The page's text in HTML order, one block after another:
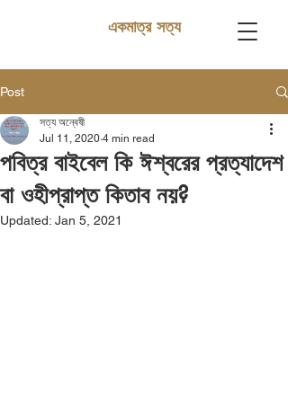
একমাত্র সত্য
Post
পবিত্র বাইবেল কি ঈশ্বরের প্রত্যাদেশ
বা ওহীপ্রাপ্ত কিতাব নয়?
সত্য অন্বেষী
Jul 11, 2020 4 min read
Updated: Jan 5, 2021